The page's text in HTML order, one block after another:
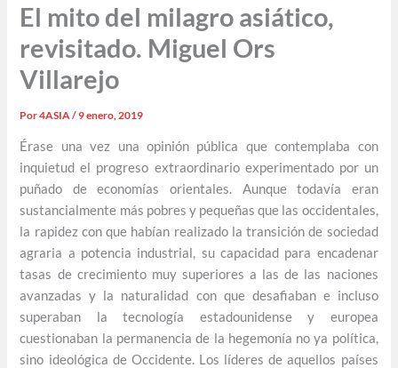
El mito del milagro asiático,
revisitado. Miguel Ors
Villarejo
Por4ASIA/9 enero, 2019
Érase una vez una opinión pública que contemplaba con
inquietud el progreso extraordinario experimentado por un
puñado de economías orientales. Aunque todavía eran
sustancialmente más pobres y pequeñas que las occidentales,
la rapidez con que habían realizado la transición de sociedad
agraria a potencia industrial, su capacidad para encadenar
tasas de crecimiento muy superiores a las de las naciones
avanzadas y la naturalidad con que desafiaban e incluso
superaban la tecnología estadounidense y europea
cuestionaban la permanencia de la hegemonía no ya política,
sino ideológica de Occidente. Los líderes de aquellos países